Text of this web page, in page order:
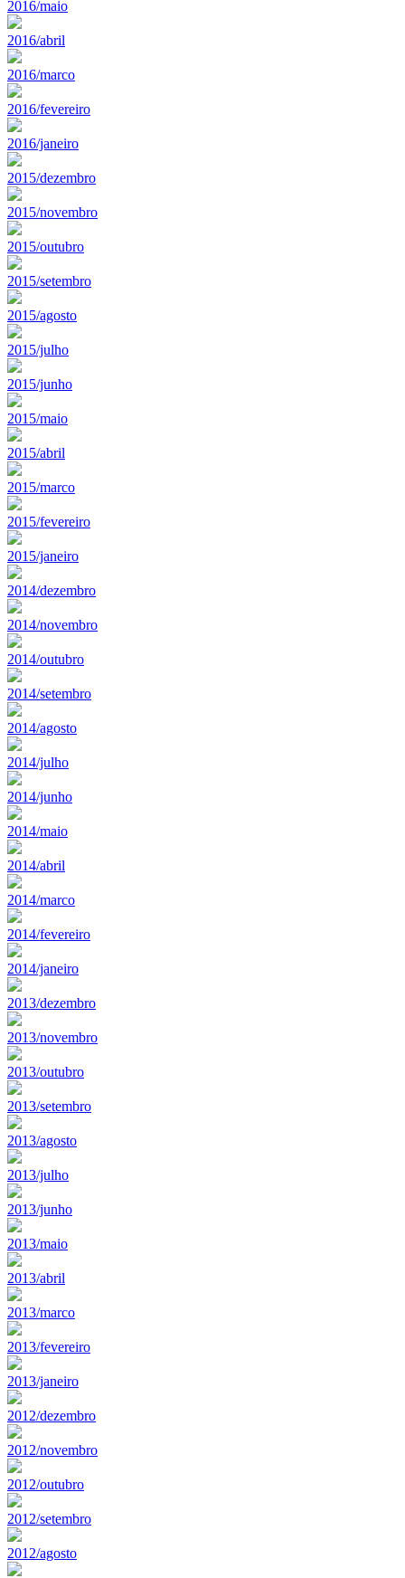
2016/maio
2016/abril
2016/marco
2016/fevereiro
2016/janeiro
2015/dezembro
2015/novembro
2015/outubro
2015/setembro
2015/agosto
2015/julho
2015/junho
2015/maio
2015/abril
2015/marco
2015/fevereiro
2015/janeiro
2014/dezembro
2014/novembro
2014/outubro
2014/setembro
2014/agosto
2014/julho
2014/junho
2014/maio
2014/abril
2014/marco
2014/fevereiro
2014/janeiro
2013/dezembro
2013/novembro
2013/outubro
2013/setembro
2013/agosto
2013/julho
2013/junho
2013/maio
2013/abril
2013/marco
2013/fevereiro
2013/janeiro
2012/dezembro
2012/novembro
2012/outubro
2012/setembro
2012/agosto